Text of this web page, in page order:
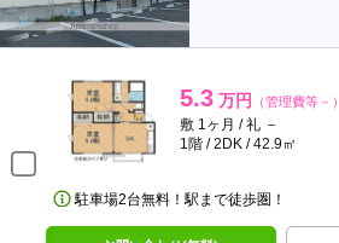
5.3 万円 （管理費等－）
敷 1ヶ月 / 礼 －
1階 / 2DK / 42.9㎡
駐車場2台無料！駅まで徒歩圏！